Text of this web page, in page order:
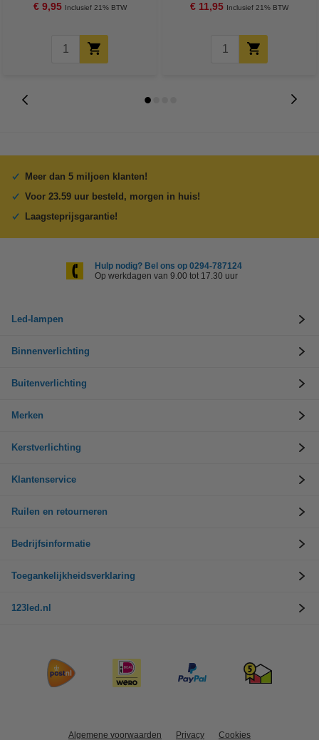
€ 9,95 Inclusief 21% BTW € 11,95 Inclusief 21% BTW
Meer dan 5 miljoen klanten!
Voor 23.59 uur besteld, morgen in huis!
Laagsteprijsgarantie!
Hulp nodig? Bel ons op 0294-787124
Op werkdagen van 9.00 tot 17.30 uur
Led-lampen
Binnenverlichting
Buitenverlichting
Merken
Kerstverlichting
Klantenservice
Ruilen en retourneren
Bedrijfsinformatie
Toegankelijkheidsverklaring
123led.nl
Algemene voorwaarden Privacy Cookies